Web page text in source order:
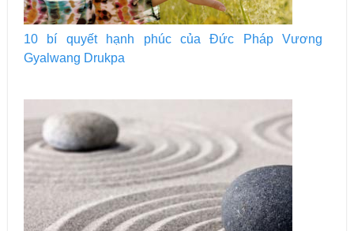
10 bí quyết hạnh phúc của Đức Pháp Vương
Gyalwang Drukpa